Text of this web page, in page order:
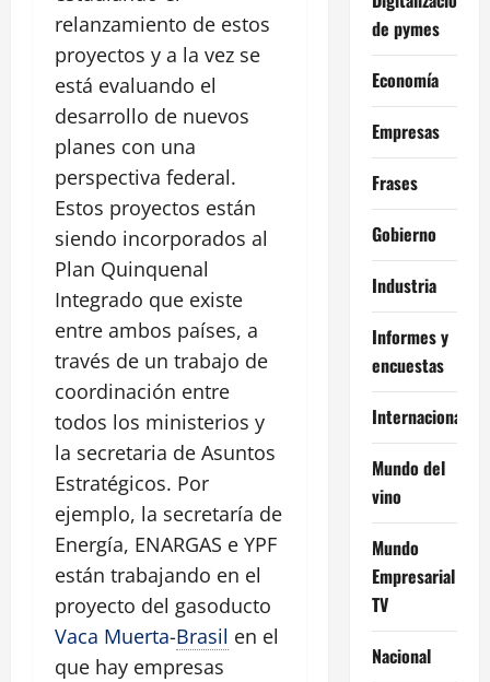
relanzamiento de estos
proyectos y a la vez se
está evaluando el
desarrollo de nuevos
planes con una
perspectiva federal.
Estos proyectos están
siendo incorporados al
Plan Quinquenal
Integrado que existe
entre ambos países, a
través de un trabajo de
coordinación entre
todos los ministerios y
la secretaria de Asuntos
Estratégicos. Por
ejemplo, la secretaría de
Energía, ENARGAS e YPF
están trabajando en el
proyecto del gasoducto
Vaca Muerta-Brasil en el
que hay empresas
de pymes
Economía
Empresas
Frases
Gobierno
Industria
Informes y
encuestas
Internacional
Mundo del
vino
Mundo
Empresarial
TV
Nacional